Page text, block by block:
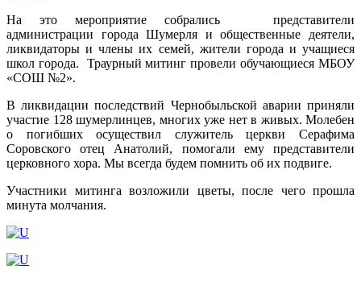
На это мероприятие собрались представители
администрации города Шумерля и общественные деятели,
ликвидаторы и члены их семей, жители города и учащиеся
школ города. Траурный митинг провели обучающиеся МБОУ
«СОШ №2».
В ликвидации последствий Чернобыльской аварии приняли
участие 128 шумерлинцев, многих уже нет в живых. Молебен
о погибших осуществил служитель церкви Серафима
Соровского отец Анатолий, помогали ему представители
церковного хора. Мы всегда будем помнить об их подвиге.
Участники митинга возложили цветы, после чего прошла
минута молчания.